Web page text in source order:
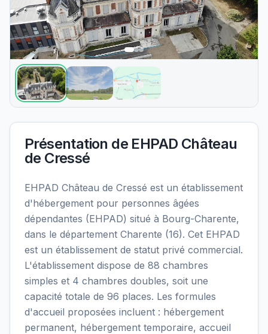
Présentation de EHPAD Château
de Cressé
EHPAD Château de Cressé est un établissement
d'hébergement pour personnes âgées
dépendantes (EHPAD) situé à Bourg-Charente,
dans le département Charente (16). Cet EHPAD
est un établissement de statut privé commercial.
L'établissement dispose de 88 chambres
simples et 4 chambres doubles, soit une
capacité totale de 96 places. Les formules
d'accueil proposées incluent : hébergement
permanent, hébergement temporaire, accueil